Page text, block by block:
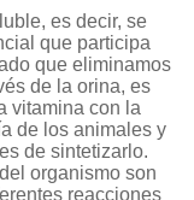
es decir, se
que participa
que eliminamos
de la orina, es
vitamina con la
de los animales y
de sintetizarlo.
organismo son
reacciones